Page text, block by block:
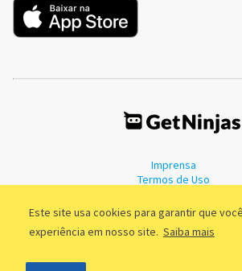
Este site usa cookies para garantir que
experiência em nosso site. Saiba mais
Imprensa
Termos de Uso
©2011 - 2026, GetNinjas LTDA. CNPJ